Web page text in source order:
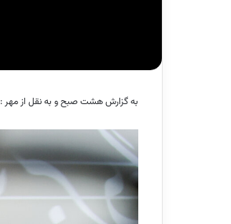
به گزارش هشت صبح و به نقل از مهر :